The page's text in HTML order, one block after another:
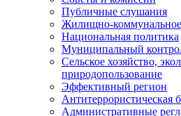
Публичные слушания
Жилищно-коммунальное
Национальная политика
Муниципальный
Сельское хозяйство,
природопользование
Эффективный регион
Антитеррористическая
Административные